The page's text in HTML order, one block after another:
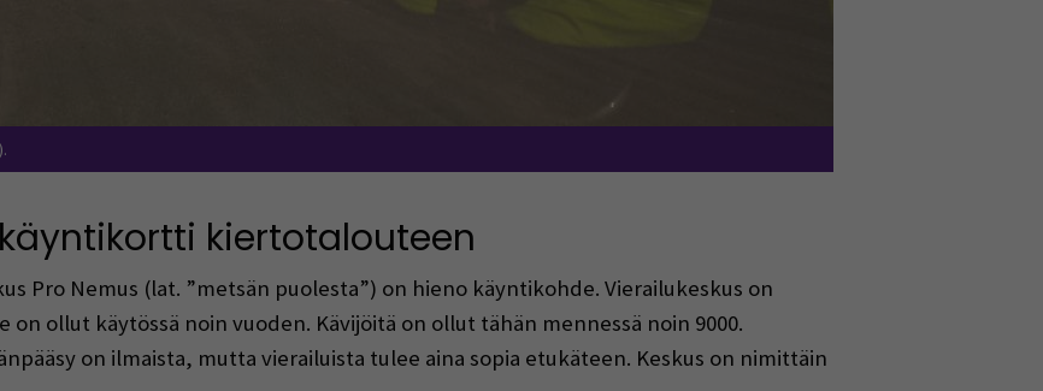
kiertotalouteen
Pro Nemus (lat. ”metsän puolesta”) on hieno käyntikohde. Vierailukeskus on
on ollut käytössä noin vuoden. Kävijöitä on ollut tähän mennessä noin 9000.
on ilmaista, mutta vierailuista tulee aina sopia etukäteen. Keskus on nimittäin